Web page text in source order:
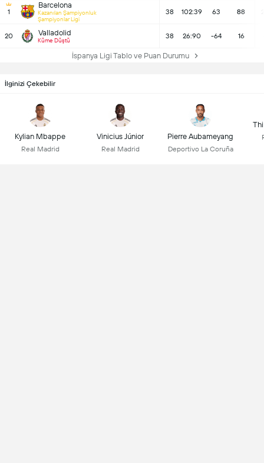
1
Barcelona
Kazanılan Şampiyonluk
Şampiyonlar Ligi
38 102:39 63 88
20 Valladolid
Küme Düştü
38 26:90 -64 16
İspanya Ligi Tablo ve Puan Durumu
İlginizi Çekebilir
Kylian Mbappe
Real Madrid
Vinicius Júnior
Real Madrid
Pierre Aubameyang
Deportivo La Coruña